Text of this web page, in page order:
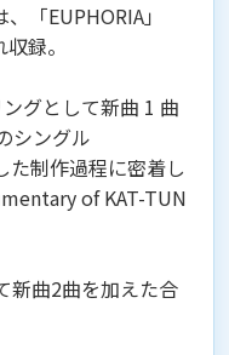
「EUPHORIA」
録。
グとして新曲 1 曲
シングル
た制作過程に密着し
of KAT-TUN
新曲2曲を加えた合